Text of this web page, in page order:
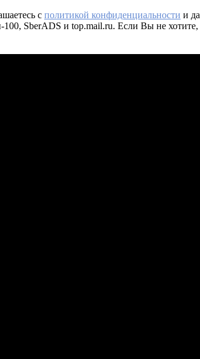
с политикой конфиденциальности и
SberADS и top.mail.ru. Если Вы не